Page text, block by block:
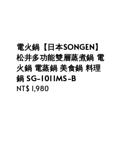
電火鍋【日本SONGEN】
松井多功能雙層蒸煮鍋 電
火鍋 電蒸鍋 美食鍋 料理
鍋 SG-1011MS-B
Regular
NT$ 1,980